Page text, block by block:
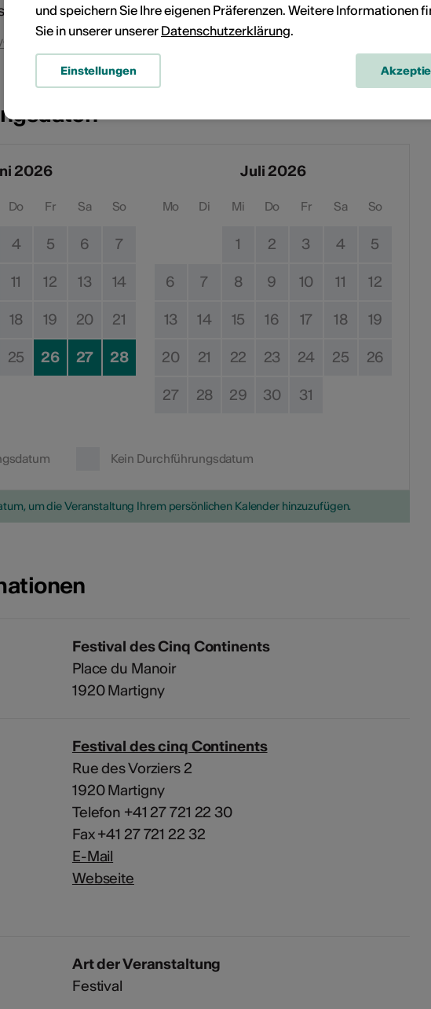
sur notre site internet.
home.html
2026
Do Fr Sa So
4 5 6 7
11 12 13 14
18 19 20 21
25 26 27 28
Juli 2026
Mo Di Mi Do Fr Sa So
1 2 3 4 5
6 7 8 9 10 11 12
13 14 15 16 17 18 19
20 21 22 23 24 25 26
27 28 29 30 31
Kein Durchführungsdatum
um die Veranstaltung Ihrem persönlichen Kalender hinzuzufügen.
Festival des Cinq Continents
Place du Manoir
1920 Martigny
Festival des cinq Continents
Rue des Vorziers 2
1920 Martigny
Telefon +41 27 721 22 30
Fax +41 27 721 22 32
E-Mail
Webseite
Art der Veranstaltung
Festival
und speichern Sie Ihre eigenen Präferenzen. Weitere Informationen
Sie in unserer unserer Datenschutzerklärung.
Einstellungen